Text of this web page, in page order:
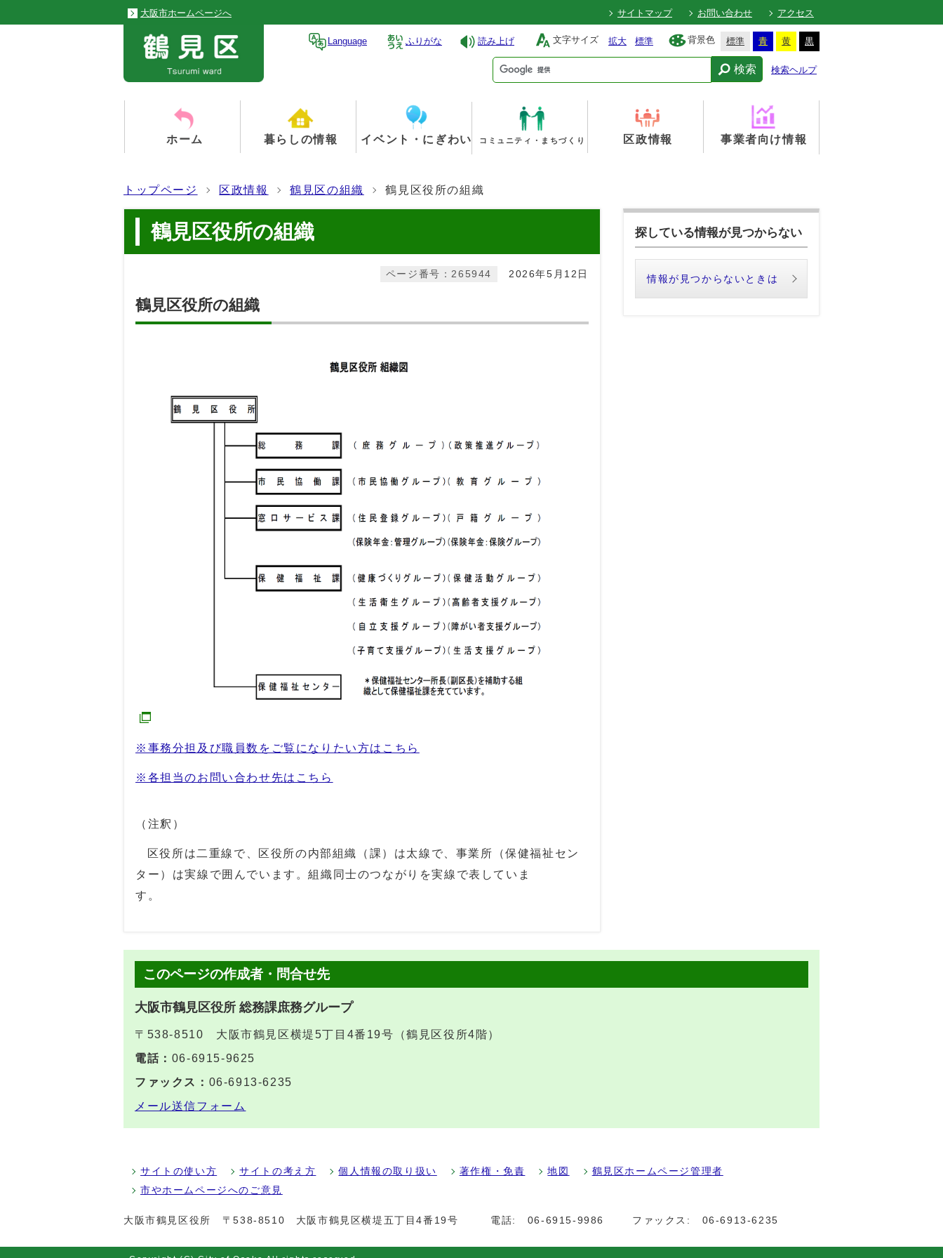
大阪市ホームページへ サイトマップ お問い合わせ アクセス
Language ふりがな 読み上げ 文字サイズ 拡大 標準 背景色 標準 青 黄 黒
検索 検索ヘルプ
ホーム 暮らしの情報 イベント・にぎわい コミュニティ・まちづくり 区政情報 事業者向け情報
トップページ 区政情報 鶴見区の組織 鶴見区役所の組織
鶴見区役所の組織
2026年5月12日
ページ番号：265944
鶴見区役所の組織
※事務分担及び職員数をご覧になりたい方はこちら
※各担当のお問い合わせ先はこちら
（注釈）
区役所は二重線で、区役所の内部組織（課）は太線で、事業所（保健福祉セン
ター）は実線で囲んでいます。組織同士のつながりを実線で表していま
す。
探している情報が見つからない
情報が見つからないときは
このページの作成者・問合せ先
大阪市鶴見区役所 総務課庶務グループ
〒538-8510 大阪市鶴見区横堤5丁目4番19号（鶴見区役所4階）
電話： 06-6915-9625
ファックス： 06-6913-6235
メール送信フォーム
サイトの使い方 サイトの考え方 個人情報の取り扱い 著作権・免責 地図
鶴見区ホームページ管理者
市やホームページへのご意見
大阪市鶴見区役所 〒538-8510 大阪市鶴見区横堤五丁目4番19号 電話: 06-6915-9986 ファックス: 06-6913-6235